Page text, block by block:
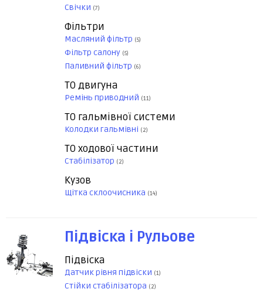
Свічки (7)
Фільтри
Масляний фільтр (5)
Фільтр салону (5)
Паливний фільтр (6)
ТО двигуна
Ремінь приводний (11)
ТО гальмівної системи
Колодки гальмівні (2)
ТО ходової частини
Стабілізатор (2)
Кузов
Щітка склоочисника (14)
Підвіска і Рульове
Підвіска
Датчик рівня підвіски (1)
Стійки стабілізатора (2)